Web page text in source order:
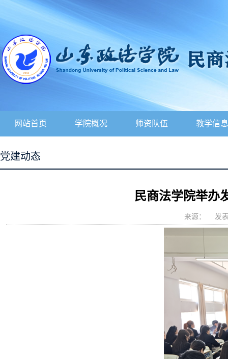
网站首页 学院概况 师资队伍 教学信息
党建动态
民商法学院举办
来源： 发